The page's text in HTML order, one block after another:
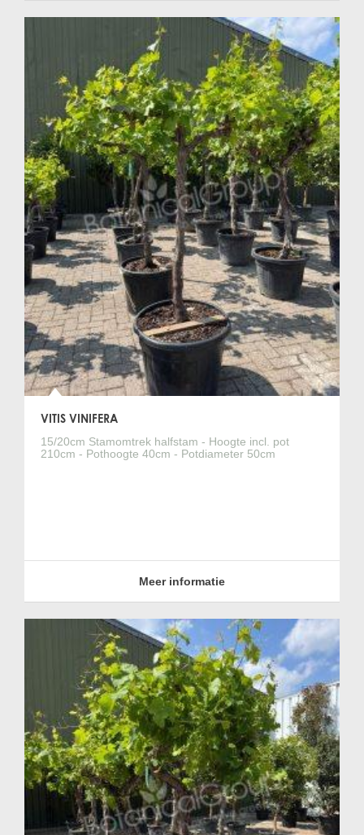
VITIS VINIFERA
15/20cm Stamomtrek halfstam - Hoogte incl. pot
210cm - Pothoogte 40cm - Potdiameter 50cm
Meer informatie